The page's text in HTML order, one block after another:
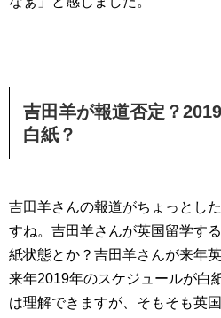
吉田羊が報道否定？
白紙？
吉田羊さんの報道がちょっとし
すね。吉田羊さんが英国留学す
紙状態とか？吉田羊さんが来年
来年2019年のスケジュールが白
は理解できますが、そもそも英